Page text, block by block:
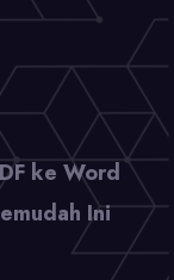
ke Word
Ini